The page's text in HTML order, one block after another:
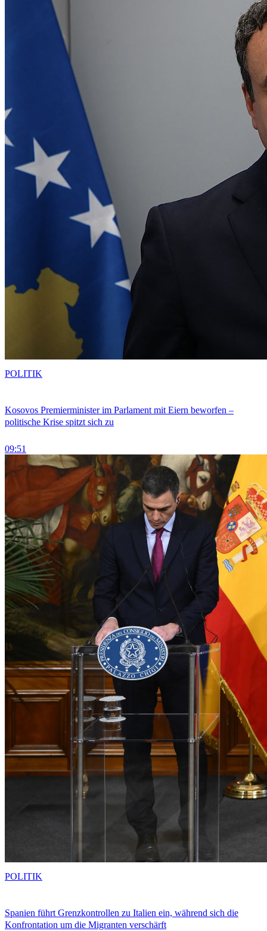
Kosovos Premierminister im Parlament mit Eiern beworfen –
politische Krise spitzt sich zu
09:51
POLITIK
Spanien führt Grenzkontrollen zu Italien ein, während sich die
Konfrontation um die Migranten verschärft
POLITIK